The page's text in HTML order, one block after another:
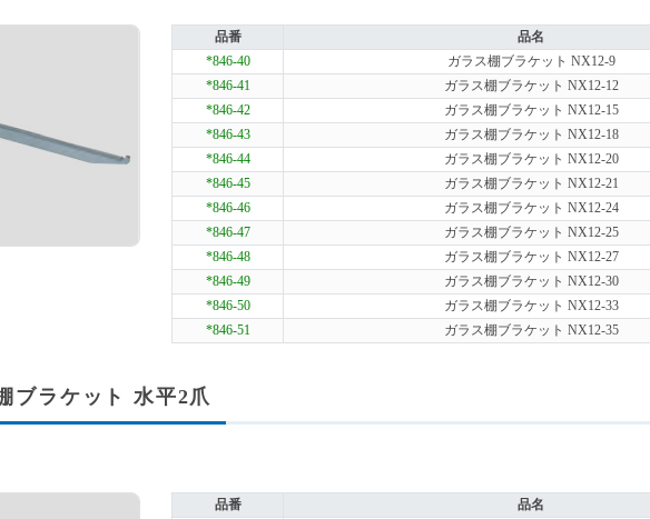
品番
品名
*846-40
ガラス棚ブラケット NX12-9
*846-41
ガラス棚ブラケット NX12-12
*846-42
ガラス棚ブラケット NX12-15
*846-43
ガラス棚ブラケット NX12-18
*846-44
ガラス棚ブラケット NX12-20
*846-45
ガラス棚ブラケット NX12-21
*846-46
ガラス棚ブラケット NX12-24
*846-47
ガラス棚ブラケット NX12-25
*846-48
ガラス棚ブラケット NX12-27
*846-49
ガラス棚ブラケット NX12-30
*846-50
ガラス棚ブラケット NX12-33
*846-51
ガラス棚ブラケット NX12-35
ブラケット 水平2爪
品番
品名